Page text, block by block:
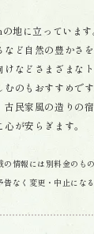
地に立っていま
など自然の豊かさ
などさまざまな
のもおすすめです
古民家風の造りの
が安らぎます。
の情報には別料金のも
なく変更・中止にな